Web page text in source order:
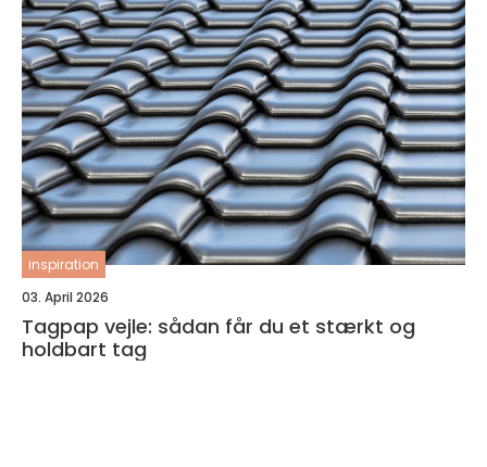
inspiration
03. April 2026
Tagpap vejle: sådan får du et stærkt og
holdbart tag